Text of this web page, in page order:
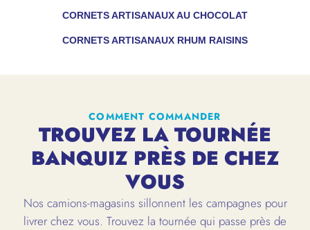
CORNETS ARTISANAUX AU CHOCOLAT
CORNETS ARTISANAUX RHUM RAISINS
COMMENT COMMANDER
TROUVEZ LA TOURNÉE
BANQUIZ PRÈS DE CHEZ
VOUS
Nos camions-magasins sillonnent les campagnes pour
livrer chez vous. Trouvez la tournée qui passe près de